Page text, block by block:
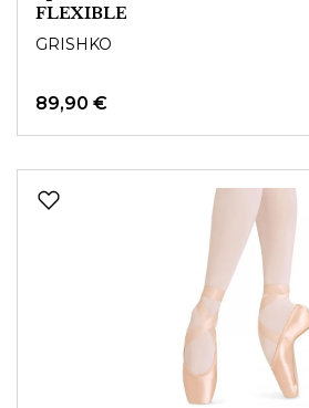
FLEXIBLE
GRISHKO
89,90 €